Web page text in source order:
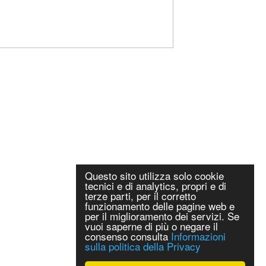
Questo sito utilizza solo cookie
tecnici e di analytics, propri e di
terze parti, per il corretto
funzionamento delle pagine web e
per il miglioramento dei servizi. Se
vuoi saperne di più o negare il
consenso consulta Informazioni
sulla politica della Privacy